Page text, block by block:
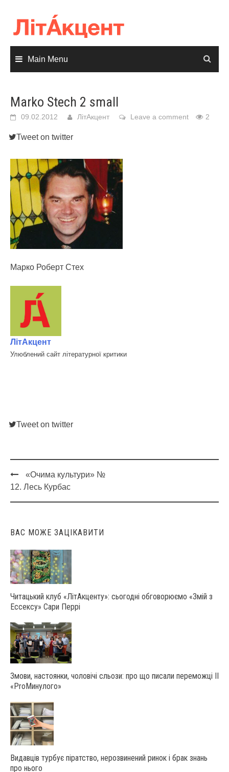
content
Main Menu
Marko Stech 2 small
09.02.2012 ЛітАкцент Leave a comment 2
Tweet on twitter
Марко Роберт Стех
ЛітАкцент
Улюблений сайт літературної критики
Tweet on twitter
Post
navigation
«Очима культури» №
12. Лесь Курбас
ВАС МОЖЕ ЗАЦІКАВИТИ
Читацький клуб «ЛітАкценту»: сьогодні обговорюємо «Змій з
Ессексу» Сари Перрі
Змови, настоянки, чоловічі сльози: про що писали переможці ІІ
«ProМинулого»
Видавців турбує піратство, нерозвинений ринок і брак знань
про нього